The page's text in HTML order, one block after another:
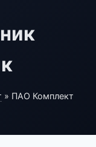
» ПАО Комплект